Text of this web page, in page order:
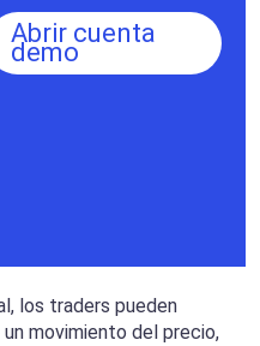
Abrir cuenta
demo
los traders pueden
movimiento del precio,